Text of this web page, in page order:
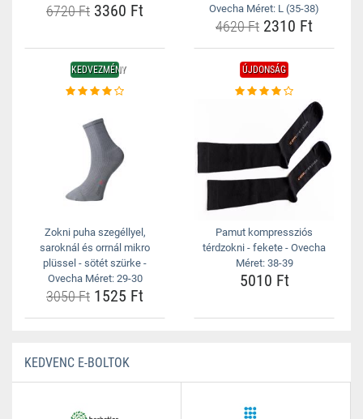
6720 Ft 3360 Ft
Ovecha Méret: L (35-38)
4620 Ft 2310 Ft
KEDVEZMÉNY
Zokni puha szegéllyel,
saroknál és orrnál mikro
plüssel - sötét szürke -
Ovecha Méret: 29-30
3050 Ft 1525 Ft
ÚJDONSÁG
Pamut kompressziós
térdzokni - fekete - Ovecha
Méret: 38-39
5010 Ft
KEDVENC E-BOLTOK